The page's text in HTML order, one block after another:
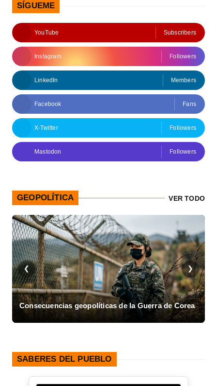
SÍGUEME
YouTube Subscribers
Instagram Followers
LinkedIn Members
Facebook Fans
X-Twitter Followers
Mastodon Followers
GEOPOLÍTICA VER TODO
❮
de la Guerra de Corea Asalto al Cuartel
❯
SABERES DEL PUEBLO